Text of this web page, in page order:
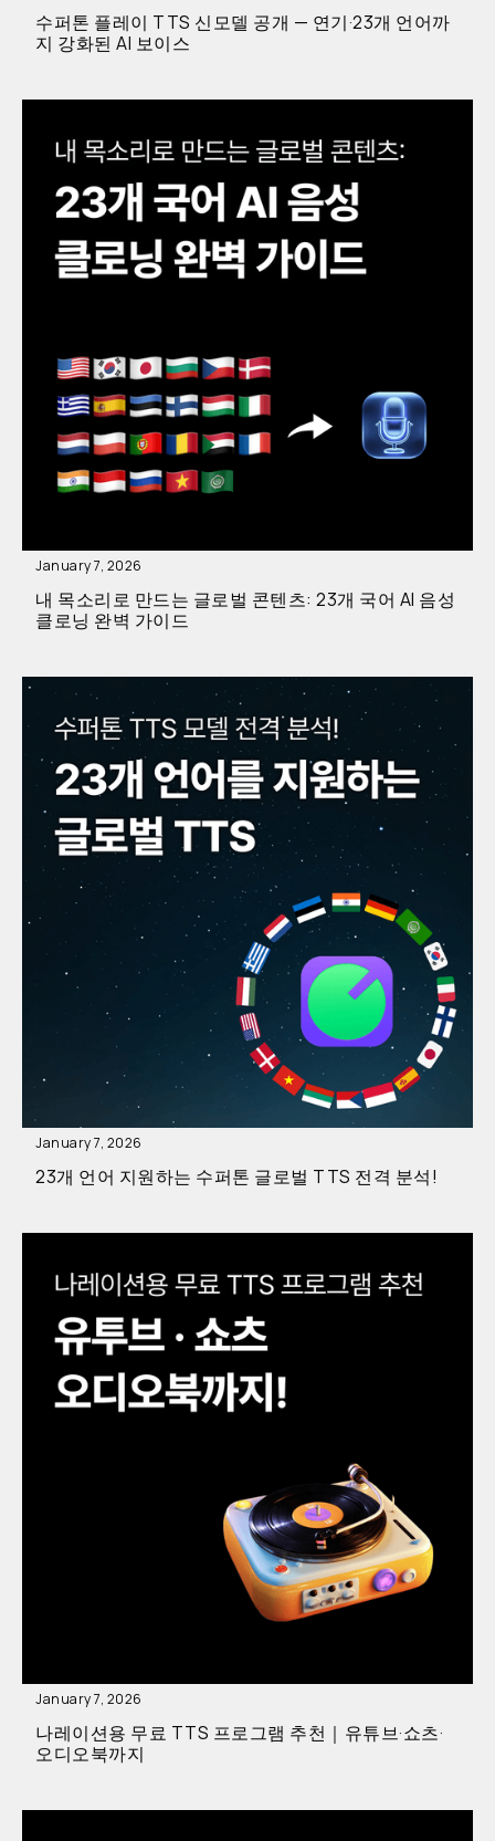
수퍼톤 플레이 TTS 신모델 공개 — 연기·23개 언어까
지 강화된 AI 보이스
January 7, 2026
내 목소리로 만드는 글로벌 콘텐츠: 23개 국어 AI 음성
클로닝 완벽 가이드
January 7, 2026
23개 언어 지원하는 수퍼톤 글로벌 TTS 전격 분석!
January 7, 2026
나레이션용 무료 TTS 프로그램 추천｜유튜브·쇼츠·
오디오북까지